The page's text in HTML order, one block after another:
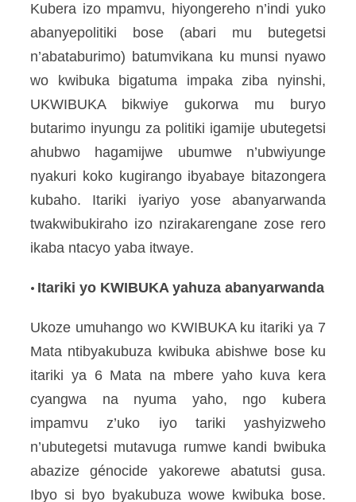
Kubera izo mpamvu, hiyongereho n’indi yuko
abanyepolitiki bose (abari mu butegetsi
n’abataburimo) batumvikana ku munsi nyawo
wo kwibuka bigatuma impaka ziba nyinshi,
UKWIBUKA bikwiye gukorwa mu buryo
butarimo inyungu za politiki igamije ubutegetsi
ahubwo hagamijwe ubumwe n’ubwiyunge
nyakuri koko kugirango ibyabaye bitazongera
kubaho. Itariki iyariyo yose abanyarwanda
twakwibukiraho izo nzirakarengane zose rero
ikaba ntacyo yaba itwaye.
• Itariki yo KWIBUKA yahuza abanyarwanda
Ukoze umuhango wo KWIBUKA ku itariki ya 7
Mata ntibyakubuza kwibuka abishwe bose ku
itariki ya 6 Mata na mbere yaho kuva kera
cyangwa na nyuma yaho, ngo kubera
impamvu z’uko iyo tariki yashyizweho
n’ubutegetsi mutavuga rumwe kandi bwibuka
abazize génocide yakorewe abatutsi gusa.
Ibyo si byo byakubuza wowe kwibuka bose.